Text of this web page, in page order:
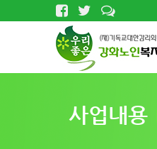
사업내용